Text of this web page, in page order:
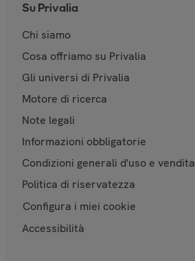
Su Privalia
Chi siamo
Cosa offriamo su Privalia
Gli universi di Privalia
Motore di ricerca
Note legali
Informazioni obbligatorie
Condizioni generali d'uso e vendita
Politica di riservatezza
Configura i miei cookie
Accessibilità